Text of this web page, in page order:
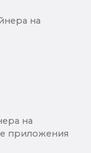
на
на
приложения